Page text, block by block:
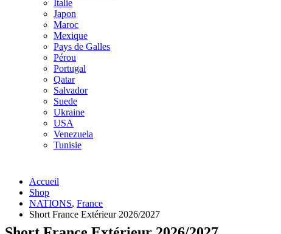
Italie
Japon
Maroc
Mexique
Pays de Galles
Pérou
Portugal
Qatar
Salvador
Suede
Ukraine
USA
Venezuela
Tunisie
Accueil
Shop
NATIONS, France
Short France Extérieur 2026/2027